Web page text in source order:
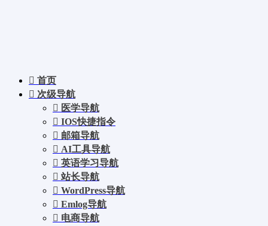
首页
次级导航
医学导航
IOS快捷指令
邮箱导航
AI工具导航
英语学习导航
站长导航
WordPress导航
Emlog导航
电商导航